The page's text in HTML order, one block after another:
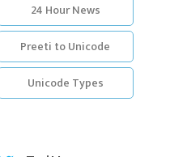
24 Hour News
Preeti to Unicode
Unicode Types